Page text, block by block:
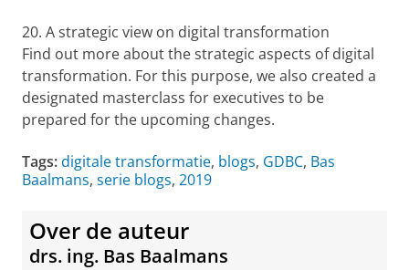
20. A strategic view on digital transformation
Find out more about the strategic aspects of digital
transformation. For this purpose, we also created a
designated masterclass for executives to be
prepared for the upcoming changes.
Tags:digitale transformatie, blogs, GDBC, Bas
Baalmans, serie blogs, 2019
Over de auteur
drs. ing. Bas Baalmans